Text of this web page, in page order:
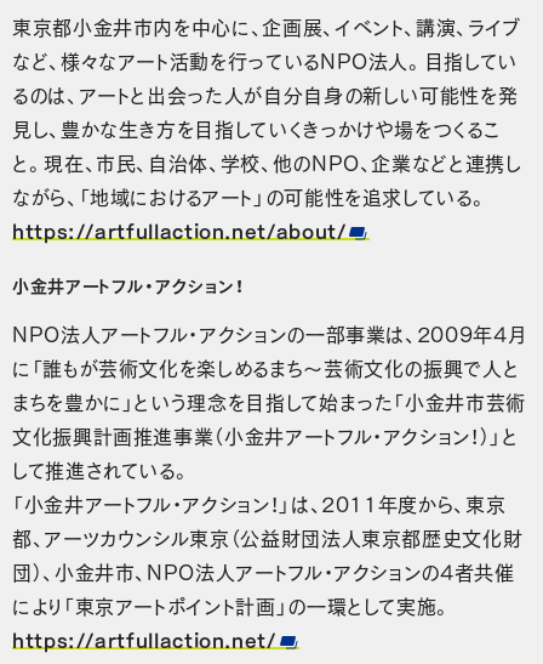
東京都小金井市内を中心に、企画展、イベント、講演、ライブ
など、様々なアート活動を行っているNPO法人。目指してい
るのは、アートと出会った人が自分自身の新しい可能性を発
見し、豊かな生き方を目指していくきっかけや場をつくるこ
と。現在、市民、自治体、学校、他のNPO、企業などと連携し
ながら、「地域におけるアート」の可能性を追求している。
https://artfullaction.net/about/
小金井アートフル・アクション！
NPO法人アートフル・アクションの一部事業は、2009年4月
に「誰もが芸術文化を楽しめるまち～芸術文化の振興で人と
まちを豊かに」という理念を目指して始まった「小金井市芸術
文化振興計画推進事業（小金井アートフル・アクション！）」と
して推進されている。
「小金井アートフル・アクション！」は、2011年度から、東京
都、アーツカウンシル東京（公益財団法人東京都歴史文化財
団）、小金井市、NPO法人アートフル・アクションの4者共催
により「東京アートポイント計画」の一環として実施。
https://artfullaction.net/